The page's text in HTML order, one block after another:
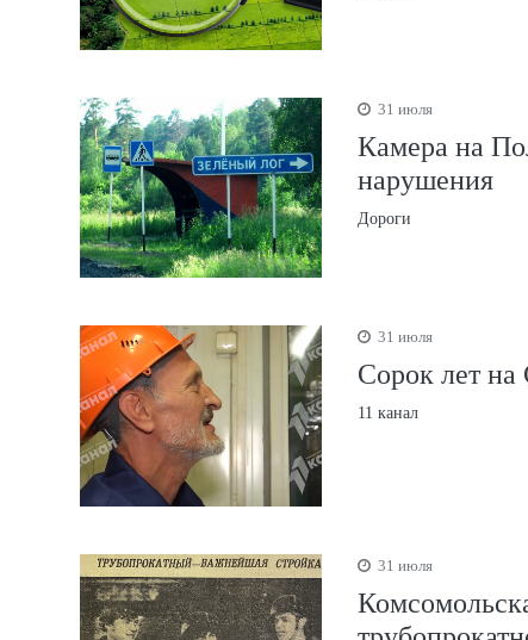
31 июля
Камера на
нарушения
Дороги
31 июля
Сорок лет
11 канал
31 июля